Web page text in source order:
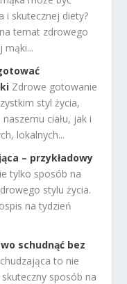
i skutecznej diety?
temat zdrowego
mąki...
Zdrowe gotowanie
styl życia,
ciału, jak i
lokalnych...
– przykładowy
tylko sposób na
stylu życia.
na tydzień
schudnąć bez
to nie
sposób na